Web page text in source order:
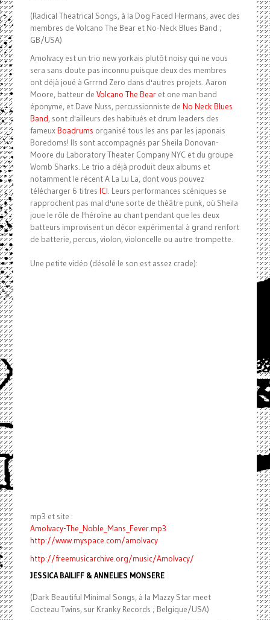
(Radical Theatrical Songs, à la Dog Faced Hermans, avec des
membres de Volcano The Bear et No-Neck Blues Band ;
GB/USA)
Amolvacy est un trio new yorkais plutôt noisy qui ne vous
sera sans doute pas inconnu puisque deux des membres
ont déjà joué à Grrrnd Zero dans d'autres projets. Aaron
Moore, batteur de Volcano The Bearet one man band
éponyme, et Dave Nuss, percussionniste de No Neck Blues
Band, sont d'ailleurs des habitués et drum leaders des
fameuxBoadrums organisé tous les ans par les japonais
Boredoms! Ils sont accompagnés par Sheila Donovan-
Moore du Laboratory Theater Company NYC et du groupe
Womb Sharks. Le trio a déjà produit deux albums et
notamment le récent A La Lu La, dont vous pouvez
télécharger 6 titres ICI. Leurs performances scéniques se
rapprochent pas mal d'une sorte de théâtre punk, où Sheila
joue le rôle de l'héroïne au chant pendant que les deux
batteurs improvisent un décor expérimental à grand renfort
de batterie, percus, violon, violoncelle ou autre trompette.
Une petite vidéo (désolé le son est assez crade):
mp3 et site :
Amolvacy-The_Noble_Mans_Fever.mp3
http://www.myspace.com/amolvacy
http://freemusicarchive.org/music/Amolvacy/
JESSICA BAILIFF & ANNELIES MONSERE
(Dark Beautiful Minimal Songs, à la Mazzy Star meet
Cocteau Twins, sur Kranky Records ; Belgique/USA)